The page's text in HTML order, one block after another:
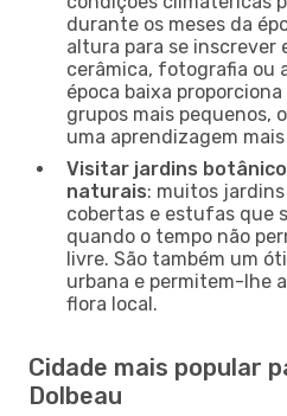
durante os meses da
altura para se inscrever
cerâmica, fotografia ou
época baixa
grupos mais pequenos,
uma aprendizagem
Visitar jardins
naturais: muitos
cobertas e estufas que
quando o tempo não
livre. São também um
urbana e permitem-lhe
flora local.
Cidade mais popular
Dolbeau